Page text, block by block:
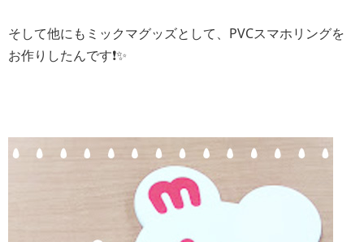
そして他にもミックマグッズとして、PVCスマホリングを
お作りしたんです❗️✨